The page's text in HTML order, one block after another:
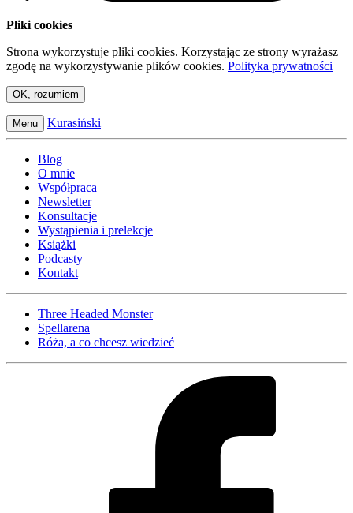
Pliki cookies
Strona wykorzystuje pliki cookies. Korzystając ze strony wyrażasz
zgodę na wykorzystywanie plików cookies. Polityka prywatności
OK, rozumiem
Menu Kurasiński
Blog
O mnie
Współpraca
Newsletter
Konsultacje
Wystąpienia i prelekcje
Książki
Podcasty
Kontakt
Three Headed Monster
Spellarena
Róża, a co chcesz wiedzieć